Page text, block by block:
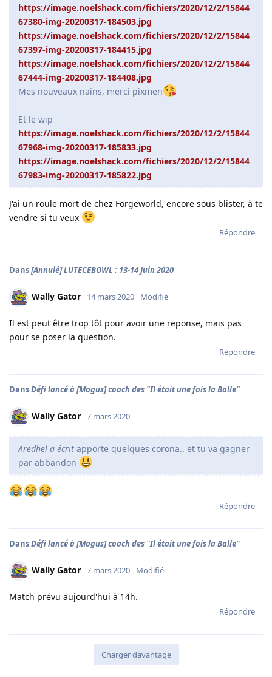
https://image.noelshack.com/fichiers/2020/12/2/15844
67380-img-20200317-184503.jpg
https://image.noelshack.com/fichiers/2020/12/2/15844
67397-img-20200317-184415.jpg
https://image.noelshack.com/fichiers/2020/12/2/15844
67444-img-20200317-184408.jpg
Mes nouveaux nains, merci pixmen
Et le wip
https://image.noelshack.com/fichiers/2020/12/2/15844
67968-img-20200317-185833.jpg
https://image.noelshack.com/fichiers/2020/12/2/15844
67983-img-20200317-185822.jpg
J'ai un roule mort de chez Forgeworld, encore sous blister, à te
vendre si tu veux
Répondre
Dans[Annulé] LUTECEBOWL : 13-14 Juin 2020
Wally Gator 14 mars 2020 Modifié
Il est peut être trop tôt pour avoir une reponse, mais pas
pour se poser la question.
Répondre
DansDéfi lancé à [Magus] coach des "Il était une fois la Balle"
Wally Gator 7 mars 2020
Aredhel a écrit apporte quelques corona.. et tu va gagner
par abbandon
Répondre
DansDéfi lancé à [Magus] coach des "Il était une fois la Balle"
Wally Gator 7 mars 2020 Modifié
Match prévu aujourd'hui à 14h.
Répondre
Charger davantage